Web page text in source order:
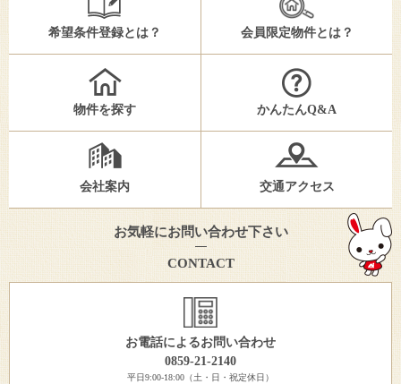
希望条件登録とは？ 会員限定物件とは？
物件を探す かんたんQ&A
会社案内 交通アクセス
お気軽にお問い合わせ下さい
CONTACT
お電話によるお問い合わせ
0859-21-2140
平日9:00-18:00（土・日・祝定休日）